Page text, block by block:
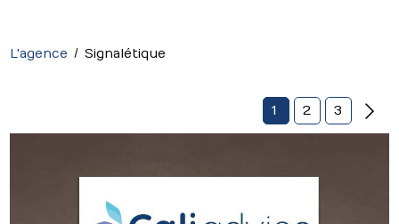
L'agence Signalétique
1 2 3